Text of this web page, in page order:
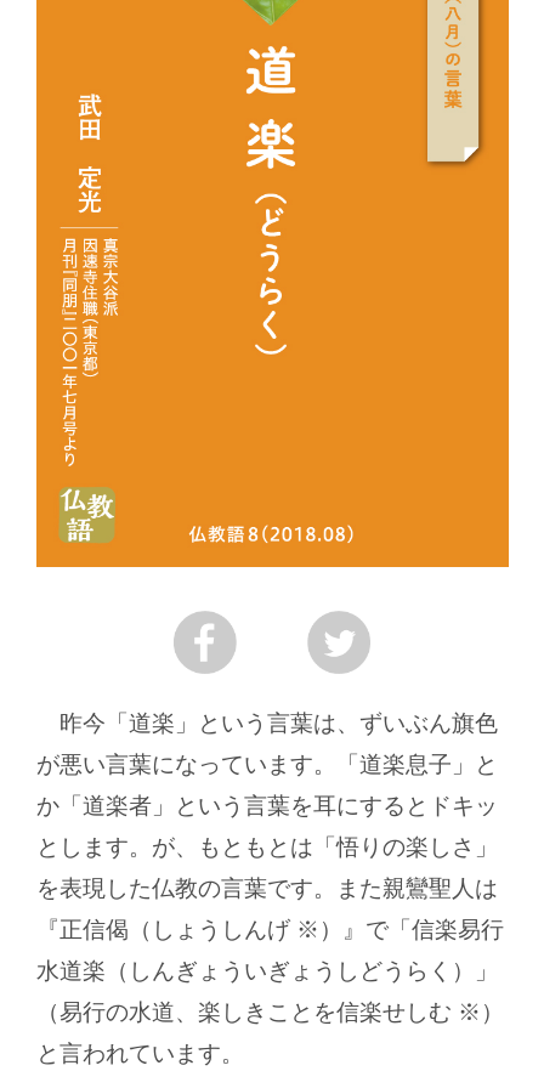
昨今「道楽」という言葉は、ずいぶん旗色
が悪い言葉になっています。「道楽息子」と
か「道楽者」という言葉を耳にするとドキッ
とします。が、もともとは「悟りの楽しさ」
を表現した仏教の言葉です。また親鸞聖人は
『正信偈（しょうしんげ ※）』で「信楽易行
水道楽（しんぎょういぎょうしどうらく）」
（易行の水道、楽しきことを信楽せしむ ※）
と言われています。